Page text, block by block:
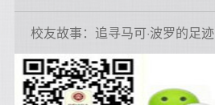
校友故事：追寻马可·波罗的足迹